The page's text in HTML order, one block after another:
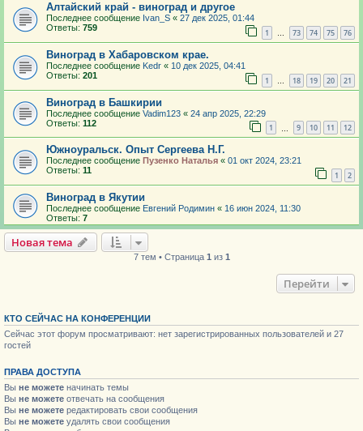
Алтайский край - виноград и другое
Последнее сообщение Ivan_S « 27 дек 2025, 01:44
Ответы: 759 1 … 73 74 75 76
Виноград в Хабаровском крае.
Последнее сообщение Kedr « 10 дек 2025, 04:41
Ответы: 201 1 … 18 19 20 21
Виноград в Башкирии
Последнее сообщение Vadim123 « 24 апр 2025, 22:29
Ответы: 112 1 9 10 11 12
Южноуральск. Опыт Сергеева Н.Г.
Последнее сообщение Пузенко Наталья « 01 окт 2024, 23:21
Ответы: 11 1 2
Виноград в Якутии
Последнее сообщение Евгений Родимин « 16 июн 2024, 11:30
Ответы: 7
Новая тема
7 тем • Страница 1 из 1
Перейти
КТО СЕЙЧАС НА КОНФЕРЕНЦИИ
Сейчас этот форум просматривают: нет зарегистрированных пользователей и 27
гостей
ПРАВА ДОСТУПА
Вы не можете начинать темы
Вы не можете отвечать на сообщения
Вы не можете редактировать свои сообщения
Вы не можете удалять свои сообщения